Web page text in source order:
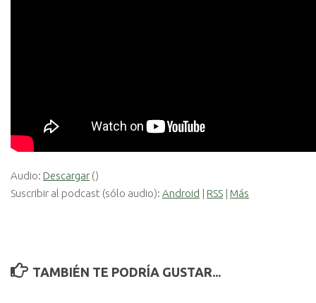
Audio: Descargar ()
Suscribir al podcast (sólo audio): Android | RSS | Más
TAMBIÉN TE PODRÍA GUSTAR...